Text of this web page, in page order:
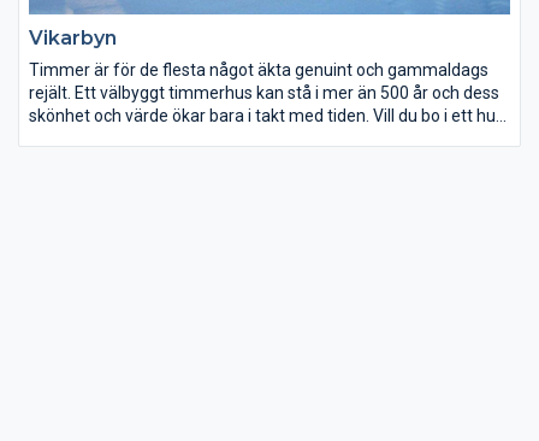
Vikarbyn
Timmer är för de flesta något äkta genuint och gammaldags
rejält. Ett välbyggt timmerhus kan stå i mer än 500 år och dess
skönhet och värde ökar bara i takt med tiden. Vill du bo i ett hus